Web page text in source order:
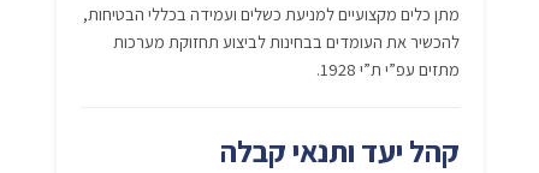
מתן כלים מקצועיים למניעת כשלים ועמידה בכללי הבטיחות,
להכשיר את העומדים בבחינות לביצוע תחזוקת מערכות
מתזים עפ”י ת”י 1928.
קהל יעד ותנאי קבלה